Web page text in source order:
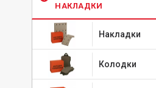
НАКЛАДКИ
Накладки
Колодки